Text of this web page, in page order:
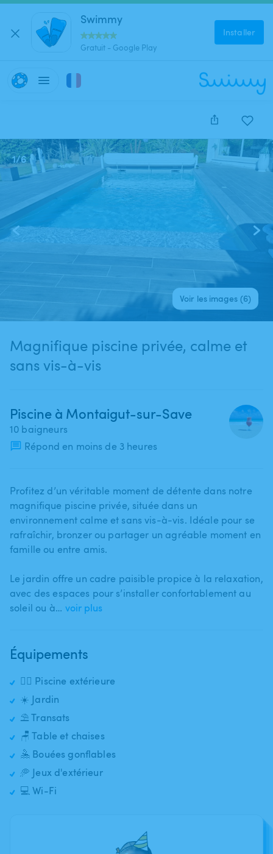
Swimmy
Gratuit - Google Play
Installer
1/6
Voir les images (6)
Magnifique piscine privée, calme et
sans vis-à-vis
Piscine à Montaigut-sur-Save
10 baigneurs
Répond en moins de 3 heures
Profitez d’un véritable moment de détente dans notre
magnifique piscine privée​,​ située dans un
environnement calme et sans vis-à-vis. Idéale pour se
rafraîchir​,​ bronzer ou partager un agréable moment en
famille ou entre amis.
Le jardin offre un cadre paisible propice à la relaxation​,​
avec des espaces pour s’installer confortablement au
soleil ou à… voir plus
Équipements
🏊‍♂️ Piscine extérieure
☀️ Jardin
⛱️ Transats
🪑 Table et chaises
🤽 Bouées gonflables
🥏 Jeux d'extérieur
💻 Wi-Fi